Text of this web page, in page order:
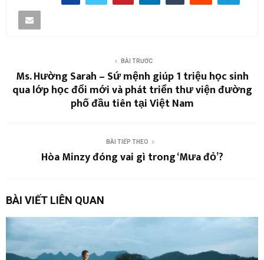
BÀI TRƯỚC
Ms. Hường Sarah – Sứ mệnh giúp 1 triệu học sinh
qua lớp học đổi mới và phát triển thư viện đường
phố đầu tiên tại Việt Nam
BÀI TIẾP THEO
Hòa Minzy đóng vai gì trong ‘Mưa đỏ’?
BÀI VIẾT LIÊN QUAN